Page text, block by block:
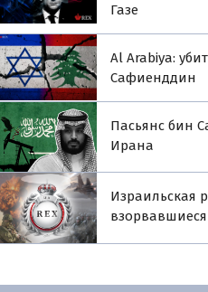
Газе
Al Arabiya:
Сафиенддин
Пасьянс бин
Ирана
Израильская